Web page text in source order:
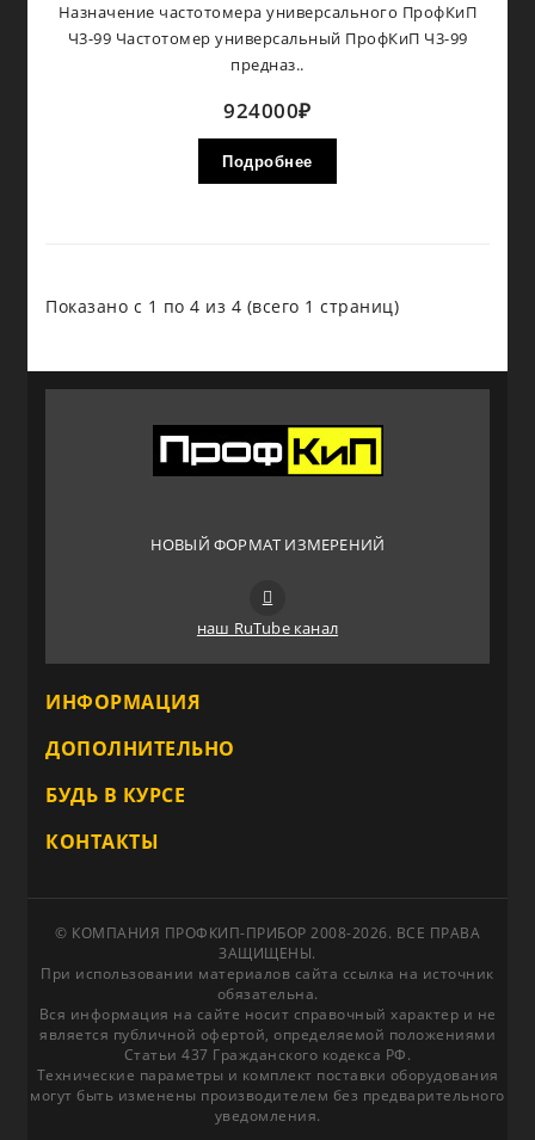
Назначение частотомера универсального ПрофКиП
Ч3-99 Частотомер универсальный ПрофКиП Ч3-99
предназ..
924000₽
Подробнее
Показано с 1 по 4 из 4 (всего 1 страниц)
НОВЫЙ ФОРМАТ ИЗМЕРЕНИЙ
наш RuTube канал
ИНФОРМАЦИЯ
ДОПОЛНИТЕЛЬНО
БУДЬ В КУРСЕ
КОНТАКТЫ
© КОМПАНИЯ ПРОФКИП-ПРИБОР 2008-2026. ВСЕ ПРАВА
ЗАЩИЩЕНЫ.
При использовании материалов сайта ссылка на источник
обязательна.
Вся информация на сайте носит справочный характер и не
является публичной офертой, определяемой положениями
Статьи 437 Гражданского кодекса РФ.
Технические параметры и комплект поставки оборудования
могут быть изменены производителем без предварительного
уведомления.